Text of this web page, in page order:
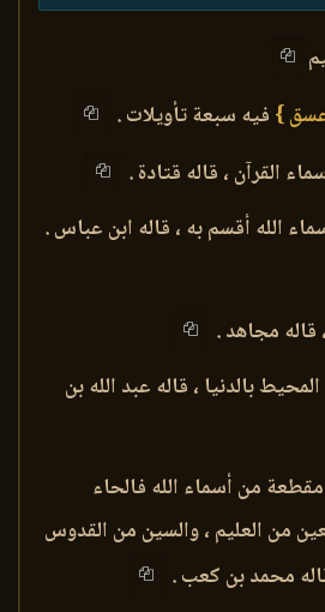
} فيه سبعة تأويلات .
القرآن ، قاله قتادة .
الله أقسم به ، قاله ابن عباس .
قاله مجاهد .
بالدنيا ، قاله عبد الله بن
من أسماء الله فالحاء
من العليم ، والسين من القدوس
محمد بن كعب .